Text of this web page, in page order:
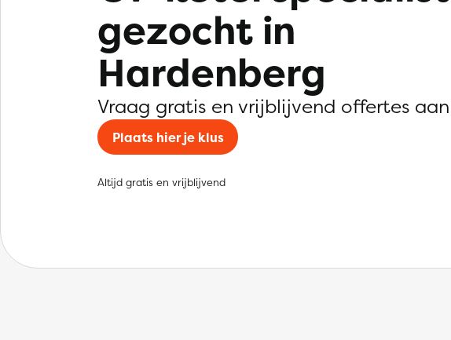
gezocht in
Hardenberg
Vraag gratis en vrijblijvend offertes aan
Plaats hier je klus
Altijd gratis en vrijblijvend